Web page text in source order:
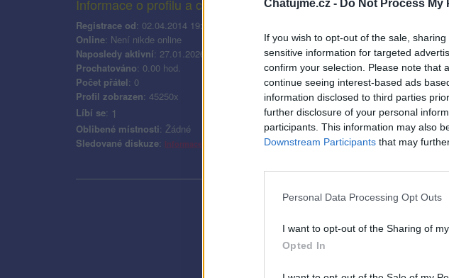
Chatujme.cz - Do Not Process
If you wish to opt-out of the sale,
sensitive information for targeted
confirm your selection. Please note that
continue seeing interest-based ads
information disclosed to third parties
further disclosure of your personal
participants. This information may also
Downstream Participants that may
Personal Data Processing Opt Outs
I want to opt-out of the Sharing of
Opted In
Informace o profilu a chatu
Registrace od: 02.04.2014 19:38
Online: Není nikde online
Naposledy aktivní: 27.01.2026 17:10
Prochatováno: 0.00 hod.
Počet přátel: 0
Profil zobrazen: 45250x
Líbí se: 1
Oblibené místnosti: Žádné
Sledované diskuze: Informace pro uživatele